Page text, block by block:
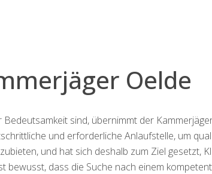
Oelde
sind, übernimmt der
und erforderliche Anlaufstelle, um
und hat sich deshalb zum Ziel gesetzt,
bewusst, dass die Suche nach einem